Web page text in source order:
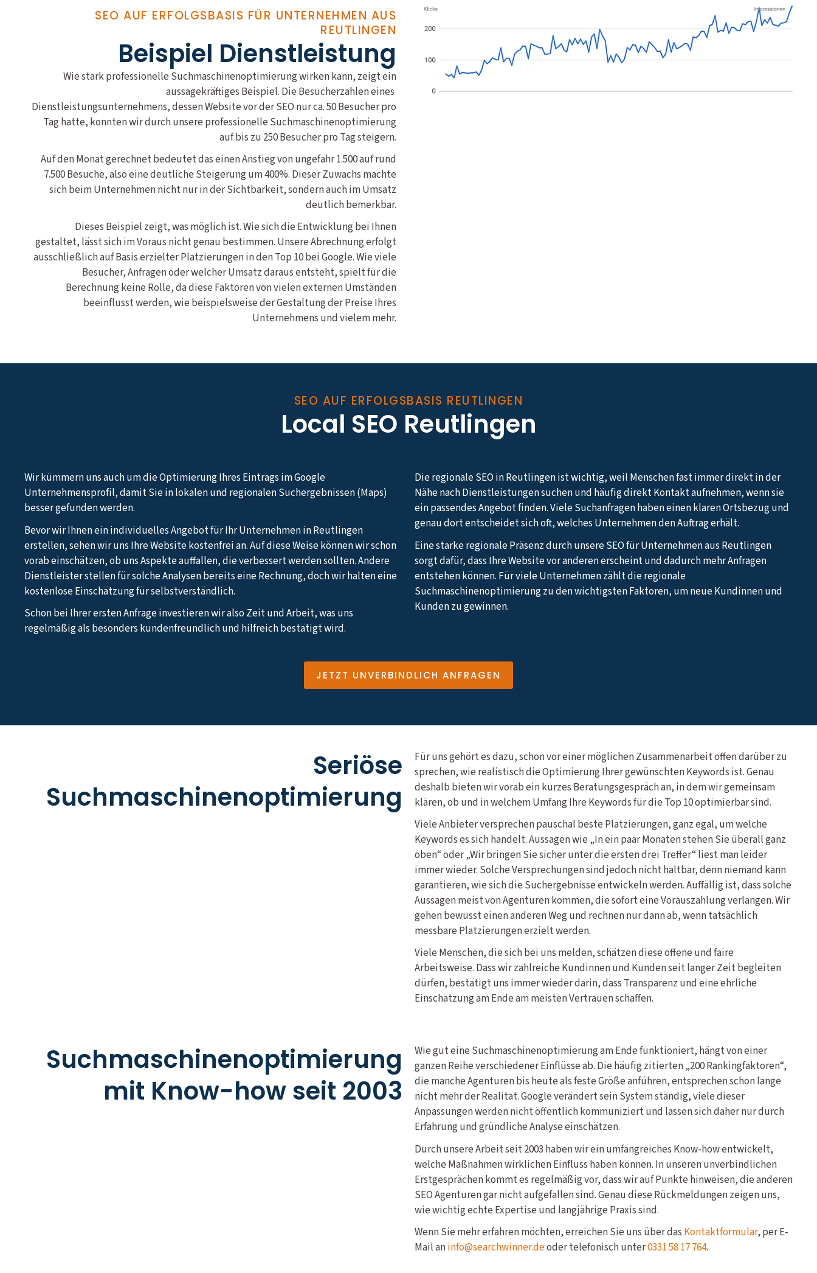
SEO AUF ERFOLGSBASIS FÜR UNTERNEHMEN AUS
REUTLINGEN
Beispiel Dienstleistung
Wie stark professionelle Suchmaschinenoptimierung wirken kann, zeigt ein
aussagekräftiges Beispiel. Die Besucherzahlen eines
Dienstleistungsunternehmens, dessen Website vor der SEO nur ca. 50 Besucher pro
Tag hatte, konnten wir durch unsere professionelle Suchmaschinenoptimierung
auf bis zu 250 Besucher pro Tag steigern.
Auf den Monat gerechnet bedeutet das einen Anstieg von ungefähr 1.500 auf rund
7.500 Besuche, also eine deutliche Steigerung um 400%. Dieser Zuwachs machte
sich beim Unternehmen nicht nur in der Sichtbarkeit, sondern auch im Umsatz
deutlich bemerkbar.
Dieses Beispiel zeigt, was möglich ist. Wie sich die Entwicklung bei Ihnen
gestaltet, lässt sich im Voraus nicht genau bestimmen. Unsere Abrechnung erfolgt
ausschließlich auf Basis erzielter Platzierungen in den Top 10 bei Google. Wie viele
Besucher, Anfragen oder welcher Umsatz daraus entsteht, spielt für die
Berechnung keine Rolle, da diese Faktoren von vielen externen Umständen
beeinflusst werden, wie beispielsweise der Gestaltung der Preise Ihres
Unternehmens und vielem mehr.
SEO AUF ERFOLGSBASIS REUTLINGEN
Local SEO Reutlingen
Wir kümmern uns auch um die Optimierung Ihres Eintrags im Google
Unternehmensprofil, damit Sie in lokalen und regionalen Suchergebnissen (Maps)
besser gefunden werden.
Bevor wir Ihnen ein individuelles Angebot für Ihr Unternehmen in Reutlingen
erstellen, sehen wir uns Ihre Website kostenfrei an. Auf diese Weise können wir schon
vorab einschätzen, ob uns Aspekte auffallen, die verbessert werden sollten. Andere
Dienstleister stellen für solche Analysen bereits eine Rechnung, doch wir halten eine
kostenlose Einschätzung für selbstverständlich.
Schon bei Ihrer ersten Anfrage investieren wir also Zeit und Arbeit, was uns
regelmäßig als besonders kundenfreundlich und hilfreich bestätigt wird.
Die regionale SEO in Reutlingen ist wichtig, weil Menschen fast immer direkt in der
Nähe nach Dienstleistungen suchen und häufig direkt Kontakt aufnehmen, wenn sie
ein passendes Angebot finden. Viele Suchanfragen haben einen klaren Ortsbezug und
genau dort entscheidet sich oft, welches Unternehmen den Auftrag erhält.
Eine starke regionale Präsenz durch unsere SEO für Unternehmen aus Reutlingen
sorgt dafür, dass Ihre Website vor anderen erscheint und dadurch mehr Anfragen
entstehen können. Für viele Unternehmen zählt die regionale
Suchmaschinenoptimierung zu den wichtigsten Faktoren, um neue Kundinnen und
Kunden zu gewinnen.
JETZT UNVERBINDLICH ANFRAGEN
Seriöse
Suchmaschinenoptimierung
Für uns gehört es dazu, schon vor einer möglichen Zusammenarbeit offen darüber zu
sprechen, wie realistisch die Optimierung Ihrer gewünschten Keywords ist. Genau
deshalb bieten wir vorab ein kurzes Beratungsgespräch an, in dem wir gemeinsam
klären, ob und in welchem Umfang Ihre Keywords für die Top 10 optimierbar sind.
Viele Anbieter versprechen pauschal beste Platzierungen, ganz egal, um welche
Keywords es sich handelt. Aussagen wie „In ein paar Monaten stehen Sie überall ganz
oben“ oder „Wir bringen Sie sicher unter die ersten drei Treffer“ liest man leider
immer wieder. Solche Versprechungen sind jedoch nicht haltbar, denn niemand kann
garantieren, wie sich die Suchergebnisse entwickeln werden. Auffällig ist, dass solche
Aussagen meist von Agenturen kommen, die sofort eine Vorauszahlung verlangen. Wir
gehen bewusst einen anderen Weg und rechnen nur dann ab, wenn tatsächlich
messbare Platzierungen erzielt werden.
Viele Menschen, die sich bei uns melden, schätzen diese offene und faire
Arbeitsweise. Dass wir zahlreiche Kundinnen und Kunden seit langer Zeit begleiten
dürfen, bestätigt uns immer wieder darin, dass Transparenz und eine ehrliche
Einschätzung am Ende am meisten Vertrauen schaffen.
Suchmaschinenoptimierung
mit Know-how seit 2003
Wie gut eine Suchmaschinenoptimierung am Ende funktioniert, hängt von einer
ganzen Reihe verschiedener Einflüsse ab. Die häufig zitierten „200 Rankingfaktoren“,
die manche Agenturen bis heute als feste Größe anführen, entsprechen schon lange
nicht mehr der Realität. Google verändert sein System ständig, viele dieser
Anpassungen werden nicht öffentlich kommuniziert und lassen sich daher nur durch
Erfahrung und gründliche Analyse einschätzen.
Durch unsere Arbeit seit 2003 haben wir ein umfangreiches Know-how entwickelt,
welche Maßnahmen wirklichen Einfluss haben können. In unseren unverbindlichen
Erstgesprächen kommt es regelmäßig vor, dass wir auf Punkte hinweisen, die anderen
SEO Agenturen gar nicht aufgefallen sind. Genau diese Rückmeldungen zeigen uns,
wie wichtig echte Expertise und langjährige Praxis sind.
Wenn Sie mehr erfahren möchten, erreichen Sie uns über das Kontaktformular, per E-
Mail aninfo@searchwinner.deoder telefonisch unter0331 58 17 764.